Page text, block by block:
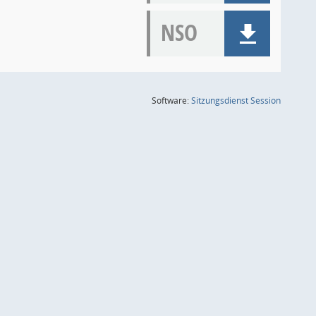
NSO
Software:SitzungsdienstSession(Wird in